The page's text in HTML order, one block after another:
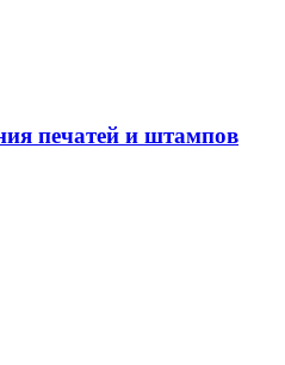
печатей и штампов